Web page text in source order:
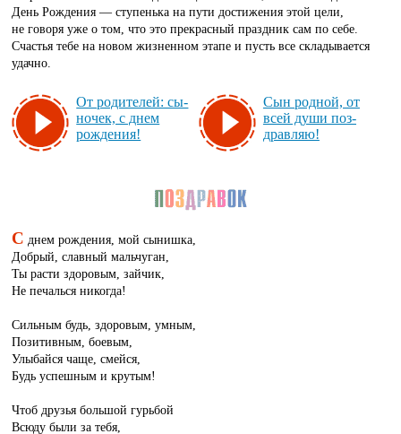
День Рождения — ступенька на пути достижения этой цели,
не говоря уже о том, что это прекрасный праздник сам по себе.
Счастья тебе на новом жизненном этапе и пусть все складывается
удачно.
От ро­ди­те­лей: сы­
но­чек, с днем
рож­де­ния!
Сын род­ной, от
всей ду­ши поз­
драв­ляю!
С днем рождения, мой сынишка,
Добрый, славный мальчуган,
Ты расти здоровым, зайчик,
Не печалься никогда!
Сильным будь, здоровым, умным,
Позитивным, боевым,
Улыбайся чаще, смейся,
Будь успешным и крутым!
Чтоб друзья большой гурьбой
Всюду были за тебя,